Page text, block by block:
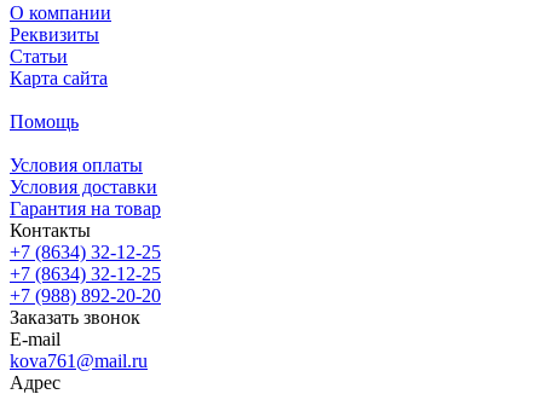
О компании
Реквизиты
Статьи
Карта сайта
Помощь
Условия оплаты
Условия доставки
Гарантия на товар
Контакты
+7 (8634) 32-12-25
+7 (8634) 32-12-25
+7 (988) 892-20-20
Заказать звонок
E-mail
kova761@mail.ru
Адрес